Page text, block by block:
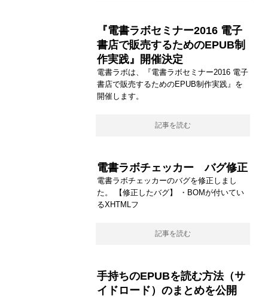
『電書ラボセミナー2016 電子
書店で販売するためのEPUB制
作実践』開催決定
電書ラボは、『電書ラボセミナー2016 電子
書店で販売するためのEPUB制作実践』を
開催します。
記事を読む
電書ラボチェッカー バグ修正
電書ラボチェッカーのバグを修正しまし
た。 【修正したバグ】 ・BOMが付いてい
るXHTMLフ
記事を読む
手持ちのEPUBを読む方法（サ
イドロード）のまとめを公開